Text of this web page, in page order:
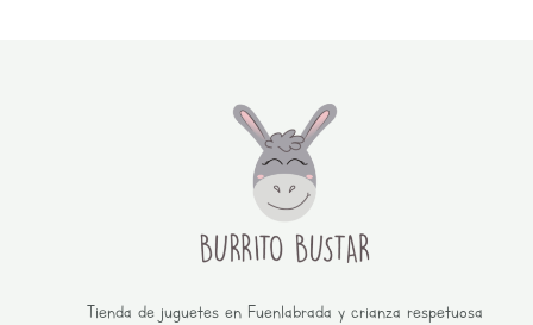
Tienda de juguetes en Fuenlabrada y crianza respetuosa